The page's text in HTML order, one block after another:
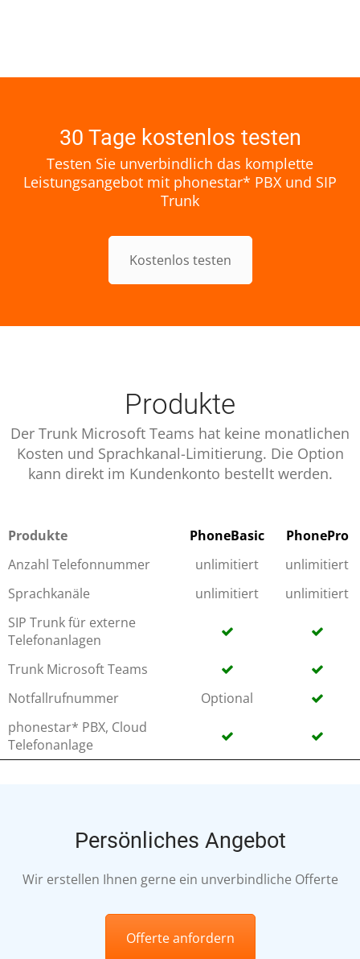
30 Tage kostenlos testen
Testen Sie unverbindlich das komplette
Leistungsangebot mit phonestar* PBX und SIP
Trunk
Kostenlos testen
Produkte
Der Trunk Microsoft Teams hat keine monatlichen
Kosten und Sprachkanal-Limitierung. Die Option
kann direkt im Kundenkonto bestellt werden.
Produkte PhoneBasic
PhonePro
Anzahl Telefonnummer
unlimitiert
unlimitiert
Sprachkanäle
unlimitiert
unlimitiert
SIP Trunk für externe
Telefonanlagen
Trunk Microsoft Teams
Notfallrufnummer
Optional
phonestar* PBX, Cloud
Telefonanlage
Persönliches Angebot
Wir erstellen Ihnen gerne ein unverbindliche Offerte
Offerte anfordern